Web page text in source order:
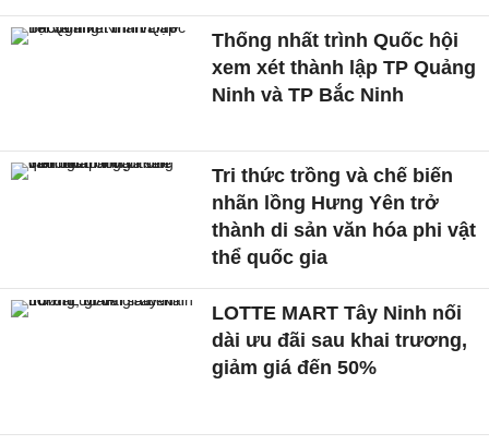
Thống nhất trình Quốc hội
xem xét thành lập TP Quảng
Ninh và TP Bắc Ninh
Tri thức trồng và chế biến
nhãn lồng Hưng Yên trở
thành di sản văn hóa phi vật
thể quốc gia
LOTTE MART Tây Ninh nối
dài ưu đãi sau khai trương,
giảm giá đến 50%